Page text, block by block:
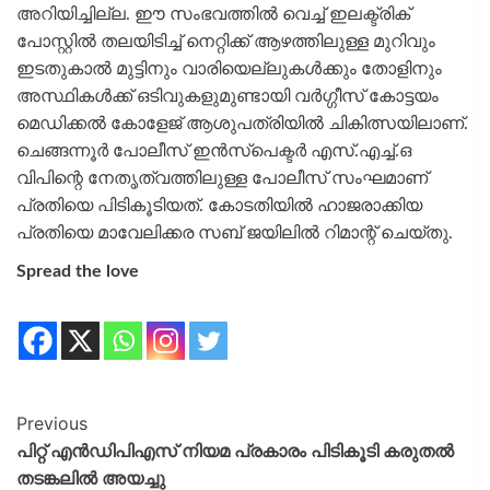
അറിയിച്ചില്ല. ഈ സംഭവത്തിൽ വെച്ച് ഇലക്ട്രിക്
പോസ്റ്റിൽ തലയിടിച്ച് നെറ്റിക്ക് ആഴത്തിലുള്ള മുറിവും
ഇടതുകാൽ മുട്ടിനും വാരിയെല്ലുകൾക്കും തോളിനും
അസ്ഥികൾക്ക് ഒടിവുകളുമുണ്ടായി വർഗ്ഗീസ് കോട്ടയം
മെഡിക്കൽ കോളേജ് ആശുപത്രിയിൽ ചികിത്സയിലാണ്.
ചെങ്ങന്നൂർ പോലീസ് ഇൻസ്പെക്ടർ എസ്.എച്ച്.ഒ
വിപിന്റെ നേതൃത്വത്തിലുള്ള പോലീസ് സംഘമാണ്
പ്രതിയെ പിടികൂടിയത്. കോടതിയിൽ ഹാജരാക്കിയ
പ്രതിയെ മാവേലിക്കര സബ് ജയിലിൽ റിമാന്റ് ചെയ്തു.
Spread the love
Previous
പിറ്റ് എൻഡിപിഎസ് നിയമ പ്രകാരം പിടികൂടി കരുതൽ
തടങ്കലിൽ അയച്ചു